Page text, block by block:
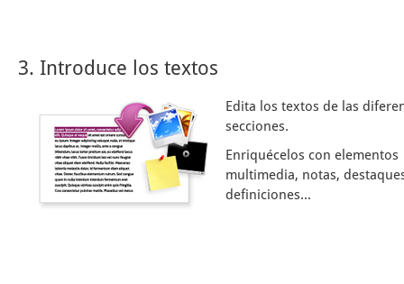
3. Introduce los textos
Edita los textos de las
secciones.
Enriquécelos con elementos
multimedia, notas,
definiciones...